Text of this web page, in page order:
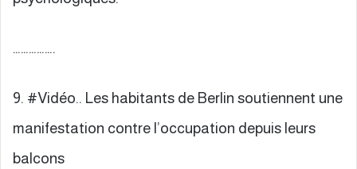
…………….
9. #Vidéo.. Les habitants de Berlin soutiennent une
manifestation contre l’occupation depuis leurs
balcons